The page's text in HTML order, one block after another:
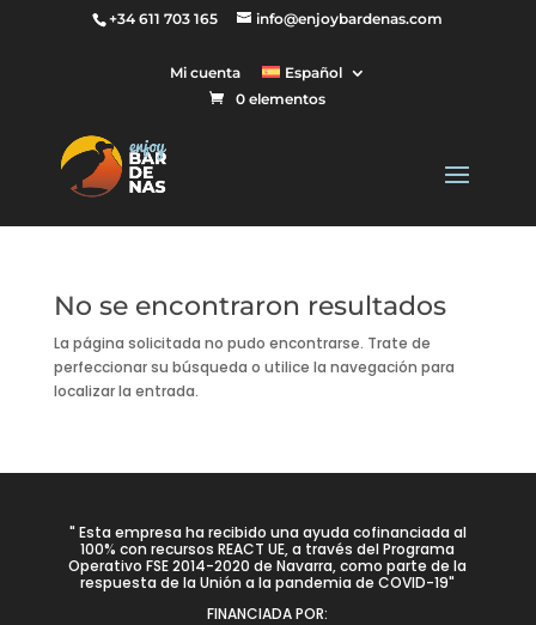
+34 611 703 165 info@enjoybardenas.com
Mi cuenta
Español
0 elementos
No se encontraron resultados
La página solicitada no pudo encontrarse. Trate de
perfeccionar su búsqueda o utilice la navegación para
localizar la entrada.
" Esta empresa ha recibido una ayuda cofinanciada al
100% con recursos REACT UE, a través del Programa
Operativo FSE 2014-2020 de Navarra, como parte de la
respuesta de la Unión a la pandemia de COVID-19"
FINANCIADA POR: